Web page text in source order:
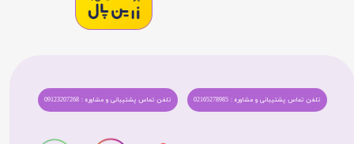
تلفن تماس پشتیبانی و مشاوره : 09123207268 تلفن تماس پشتیبانی و مشاوره : 02165278985